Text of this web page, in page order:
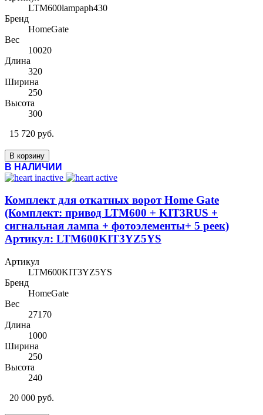
LTM600lampaph430
Бренд
HomeGate
Вес
10020
Длина
320
Ширина
250
Высота
300
15 720 руб.
В корзину
В НАЛИЧИИ
Комплект для откатных ворот Home Gate
(Комплект: привод LTM600 + KIT3RUS +
сигнальная лампа + фотоэлементы+ 5 реек)
Артикул: LTM600KIT3YZ5YS
Артикул
LTM600KIT3YZ5YS
Бренд
HomeGate
Вес
27170
Длина
1000
Ширина
250
Высота
240
20 000 руб.